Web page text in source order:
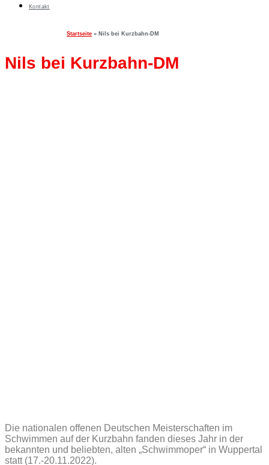
Kontakt
Startseite » Nils bei Kurzbahn-DM
Nils bei Kurzbahn-DM
Die nationalen offenen Deutschen Meisterschaften im
Schwimmen auf der Kurzbahn fanden dieses Jahr in der
bekannten und beliebten, alten „Schwimmoper“ in Wuppertal
statt (17.-20.11.2022).